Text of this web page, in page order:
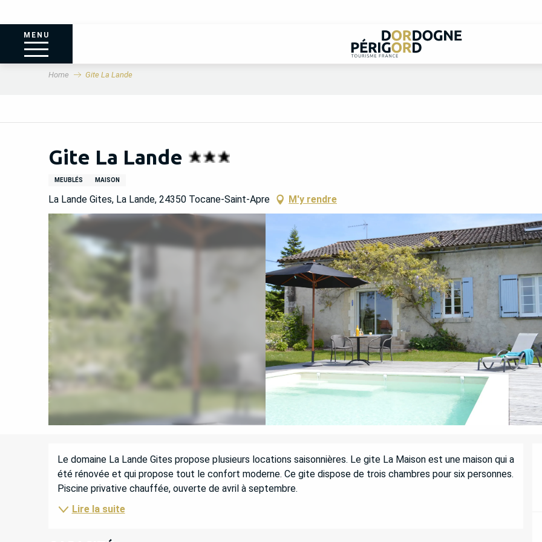
MENU
Home Gite La Lande
Gite La Lande
MEUBLÉS MAISON
La Lande Gites, La Lande, 24350 Tocane-Saint-Apre M'y rendre
DESCRIPTION
Le domaine La Lande Gites propose plusieurs locations saisonnières. Le gite La Maison est une maison qui a
été rénovée et qui propose tout le confort moderne. Ce gite dispose de trois chambres pour six personnes.
Piscine privative chauffée, ouverte de avril à septembre.
Lire la suite